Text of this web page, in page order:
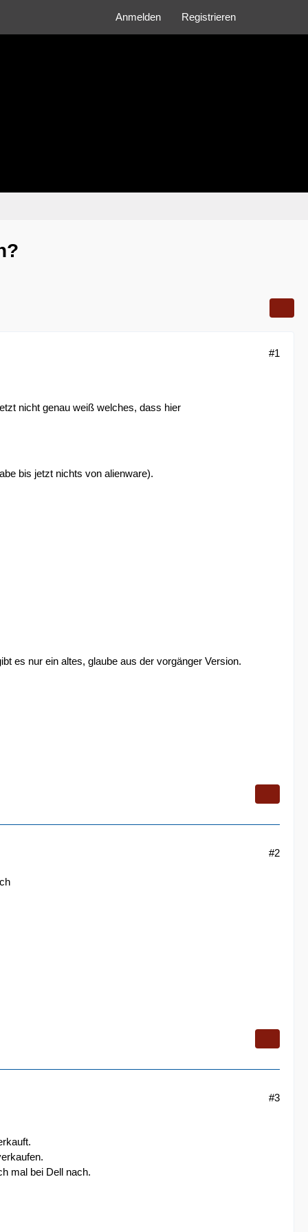
Anmelden Registrieren
#1
nicht genau weiß welches, dass hier
bis jetzt nichts von alienware).
es nur ein altes, glaube aus der vorgänger Version.
#2
#3
mal bei Dell nach.